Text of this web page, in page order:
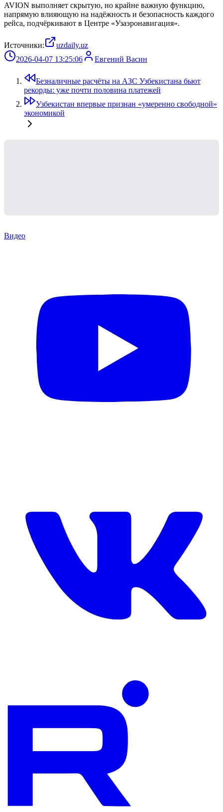
AVION выполняет скрытую, но крайне важную функцию,
напрямую влияющую на надёжность и безопасность каждого
рейса, подчёркивают в Центре «Узаэронавигация».
Источники:
uzdaily.uz
2026-04-07 13:25:06
Евгений Васин
Безналичные расчёты на АЗС Узбекистана бьют
рекорды: уже почти половина платежей
Узбекистан впервые признан «умеренно свободной»
экономикой
Видео